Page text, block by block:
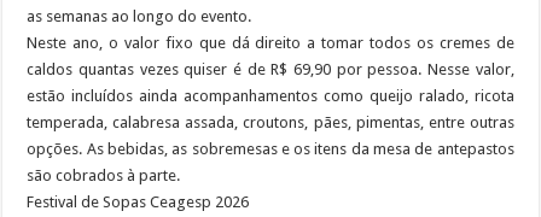
as semanas ao longo do evento.
Neste ano, o valor fixo que dá direito a tomar todos os cremes de
caldos quantas vezes quiser é de R$ 69,90 por pessoa. Nesse valor,
estão incluídos ainda acompanhamentos como queijo ralado, ricota
temperada, calabresa assada, croutons, pães, pimentas, entre outras
opções. As bebidas, as sobremesas e os itens da mesa de antepastos
são cobrados à parte.
Festival de Sopas Ceagesp 2026